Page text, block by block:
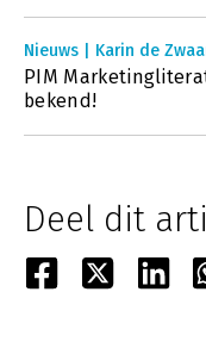
Nieuws | Karin de
PIM
bekend!
Deel dit